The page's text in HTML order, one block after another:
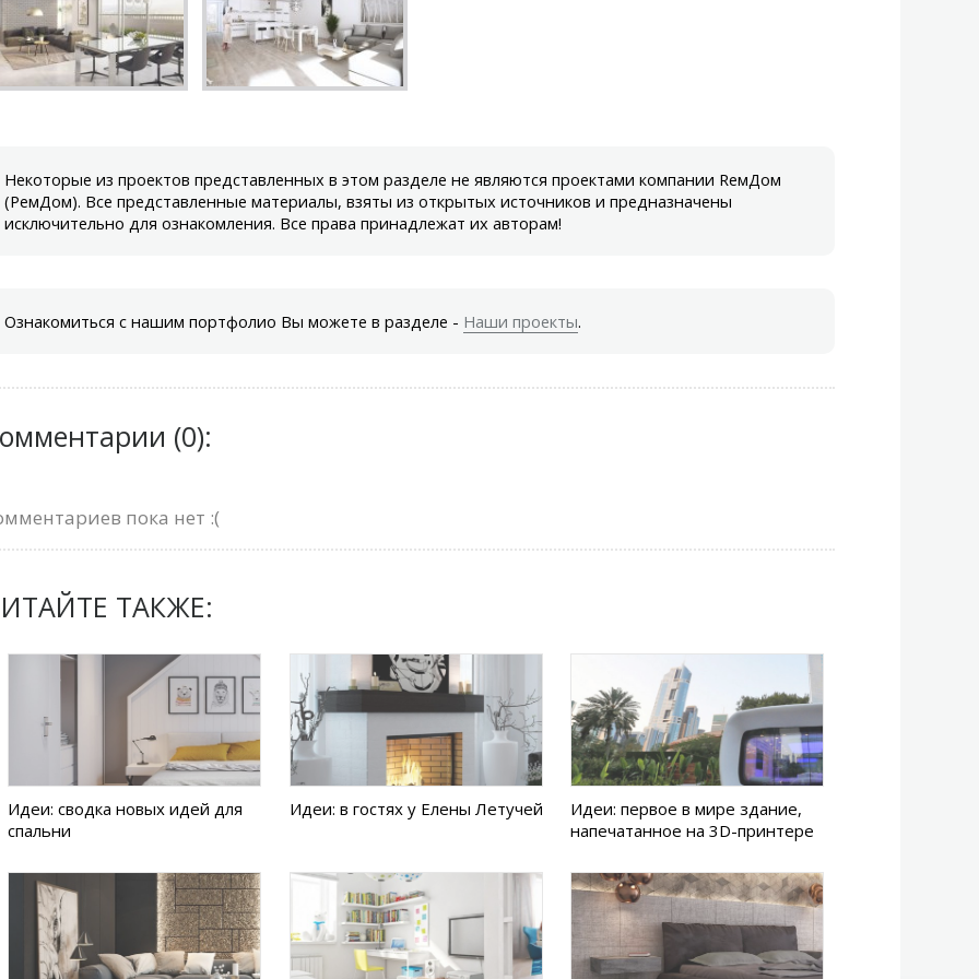
Некоторые из проектов представленных в этом разделе не являются проектами компании RемДом
(РемДом). Все представленные материалы, взяты из открытых источников и предназначены
исключительно для ознакомления. Все права принадлежат их авторам!
Ознакомиться с нашим портфолио Вы можете в разделе - Наши проекты.
(0):
пока нет :(
ТАКЖЕ:
Идеи: сводка новых идей для
спальни
Идеи: в гостях у Елены Летучей
Идеи: первое в мире здание,
напечатанное на 3D-принтере